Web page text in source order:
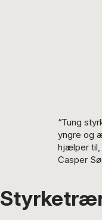
“Tung
yngre og
hjælper til,
Casper